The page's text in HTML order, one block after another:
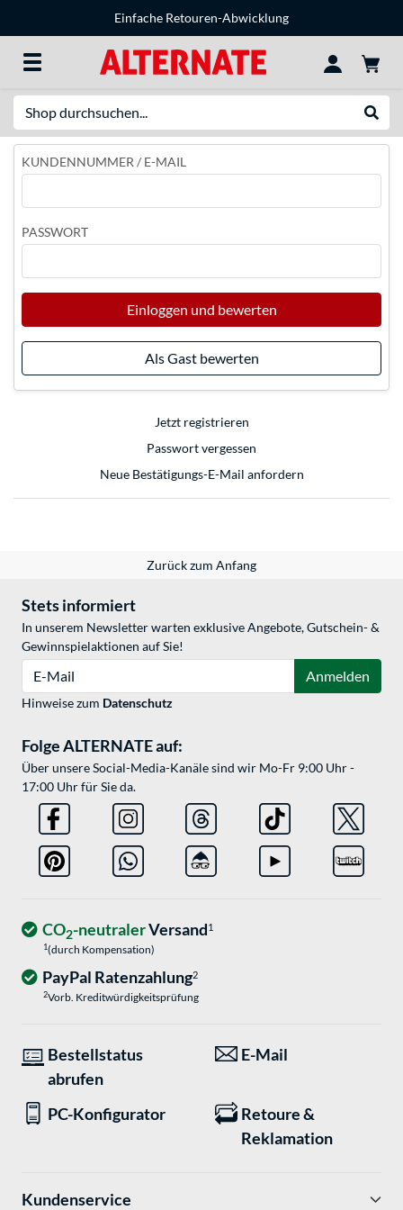
Einfache Retouren-Abwicklung
KUNDENNUMMER / E-MAIL
PASSWORT
Einloggen und bewerten
Als Gast bewerten
Jetzt registrieren
Passwort vergessen
Neue Bestätigungs-E-Mail anfordern
Zurück zum Anfang
Stets informiert
In unserem Newsletter warten exklusive Angebote, Gutschein- &
Gewinnspielaktionen auf Sie!
Anmelden
Hinweise zum Datenschutz
Folge ALTERNATE auf:
Über unsere Social-Media-Kanäle sind wir Mo-Fr 9:00 Uhr -
17:00 Uhr für Sie da.
CO2-neutralerVersand1
1(durch Kompensation)
PayPal Ratenzahlung2
2Vorb. Kreditwürdigkeitsprüfung
Bestellstatus
abrufen
E-Mail
PC-Konfigurator
Retoure &
Reklamation
Kundenservice